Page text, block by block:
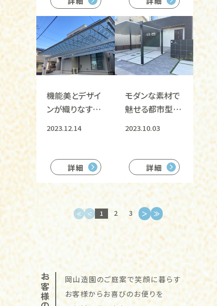
機能美とデザイ
ンが織りなす現
2023.12.14
詳細
モダンな素材で
魅せる都市型エ
2023.10.03
詳細
≪ ＜ 1 2 3 ＞ ≫
岡山造園のご庭案で笑顔に暮らす
お客様からお喜びのお便りを